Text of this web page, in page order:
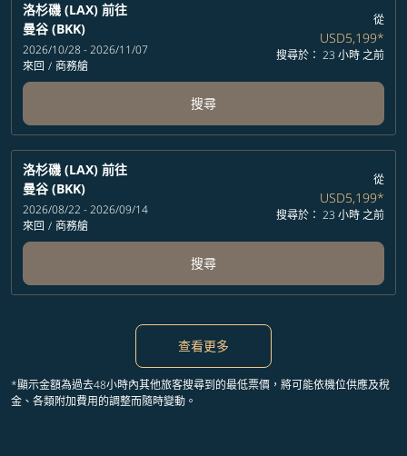
洛杉磯 (LAX) 前往
曼谷 (BKK)
2026/10/28 - 2026/11/07
來回 / 商務艙
從
USD5,199*
搜尋於： 23 小時 之前
搜尋
洛杉磯 (LAX) 前往
曼谷 (BKK)
2026/08/22 - 2026/09/14
來回 / 商務艙
從
USD5,199*
搜尋於： 23 小時 之前
搜尋
查看更多
*顯示金額為過去48小時內其他旅客搜尋到的最低票價，將可能依機位供應及稅
金、各類附加費用的調整而隨時變動。